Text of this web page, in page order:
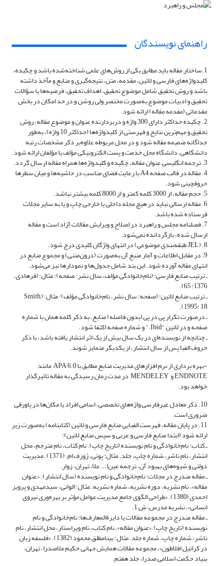
راهنمای نویسندگان
1.ساختار مقاله باید مطابق یکی از روش‌های علمی شناخته‌شده‌ باشد و چکیده،
کلیدواژه‌های فارسی و لاتین، مقدمه، متن، نتیجه‌گیری و منابع و مآخذ داشته
باشد و روش تحقیق شامل موضوع تحقیق، اهداف تحقیق، فرضیه‌ها یا سؤالات
تحقیق و ادبیات موضوع به‌صورت مختصر ولی روشن و در حد امکان در بخش
مقدماتی (مقدمه مقاله) ارائه شود.
2. چکیده حداکثر دارای 300 واژه و دربردارنده عنوان و موضوع مقاله، روش
تحقیق و مهم‌ترین نتایج و فهرستی از کلیدواژه‌ها (حداکثر 10 واژه)، به‌طور
جداگانه ضمیمه مقاله شود و در محل مربوطه علاوه‌بر ذکر مشخصات رتبه
دانشگاهی، دانشگاه محل خدمت و پست الکترونیکی مؤلف یا مؤلفان ارائه شود.
3. ترجمه انگلیسی عنوان مقاله، چکیده و کلیدواژه‌ها همراه مقاله ارسال گردد.
4. مقاله در قالب صفحه A4 با رعایت فضای مناسب در حاشیه‌ها و میان سطرها
حروفچینی شود.
5. حجم مقاله، از 3000 کلمه کمتر و از 8000 کلمه بیشتر نباشد.
6. مقاله ارسالی نباید در هیچ مجله داخلی یا خارجی چاپ و یا به سایر مجلات
فرستاده شده باشد.
7. فصلنامه مجلس و راهبرد در اصلاح و ویرایش مقالات آزاد است و مقاله
ارسال شده، بازگردانده نمی‌شود.
8. (JEL طبقه‌بندی موضوعی) در انتهای واژگان کلیدی درج شود.
9. در مقابل اطلاعات و آمار منبع آن به‌صورت (درون‌متنی) و مجموع منابع در
انتهای مقاله آورده شود. این بند شامل جدول‌ها و نمودارها نیز می‌شود.
ـ ترتیب منابع فارسی: (نام‌خانوادگی مؤلف، سال نشر: صفحه)؛ مثال: (فرهادی،
1376: 65).
ـ ترتیب منابع لاتین: (صفحه: سال نشر، نام‌خانوادگی مؤلف)؛ مثال: (Smith,
1995: 18).
ـ درصورت تکرار پی در پی (بدون فاصله) منابع، به ذکر کلمه همان با شماره
صفحه و در لاتین "Ibid." و شماره صفحه اکتفا شود.
ـ چنانچه از نویسنده‌ای در یک سال بیش از یک اثر انتشار یافته باشد، با ذکر
حروف الفبا پس از سال انتشار، از یکدیگر متمایز شوند.
-بهره برداری از نرم افزارهای مدیریت منابع مطابق با APA 6.0 مانند
ENDNOTE و MENDELEY در مدت زمان رسیدگی به مقاله تاثیرگذار
خواهد بود.
10. ذکر معادل غیرفارسی واژه‌های تخصصی، اسامی افراد یا مکان‌ها در پاورقی
ضروری است.
11. در پایان مقاله، فهرست الفبایی منابع فارسی و لاتین (کتابنامه) به‌صورت زیر
ارائه شود (ابتدا منابع فارسی و عربی و سپس منابع لاتین):
ـ کتاب: نام‌خانوادگی و نام نویسنده (تاریخ چاپ). نام کتاب، نام مترجم، محل
انتشار، نام ناشر، شماره چاپ، جلد. مثال: پوتی، ژوزف ام. (1371). مدیریت
دولتی و شیوه‌های بهبود آن، ترجمه عین‌ا... علا، تهران، زوار.
ـ مقاله مندرج در مجلات: نام‌خانوادگی و نام نویسنده (سال انتشار). «عنوان
مقاله»، نام نشریه، دوره نشریه، شماره نشریه. مثال: الوانی، سیدمهدی و پرویز
احمدی (1380). «طراحی الگوی جامع مدیریت عوامل مؤثر بر بهره‌وری نیروی
انسانی»، نشریه مدرس، ش 1.
ـ مقاله مندرج در مجموعه مقالات یا دایرة‌المعارف‌ها: نام‌خانوادگی و نام
نویسنده (تاریخ چاپ).«عنوان مقاله»، نام کتاب، نام ویراستار، محل انتشار، نام
ناشر، شماره چاپ، شماره جلد. مثال: بینامطلق محمود (1382). «فلسفه زبان
در کراتیل افلاطون»، مجموعه مقالات همایش جهانی حکیم ملاصدرا، تهران،
بنیاد حکمت اسلامی صدرا، جلد هفتم.